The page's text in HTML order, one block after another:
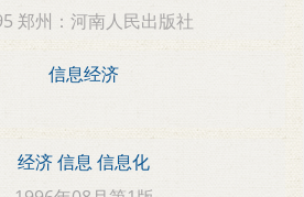
郑州：河南人民出版社
信息经济
经济 信息 信息化